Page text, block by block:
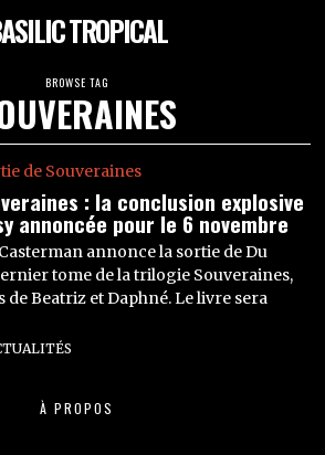
TROPICAL
BROWSE TAG
: la conclusion explosive
annoncée pour le 6 novembre
annonce la sortie de Du
tome de la trilogie Souveraines,
de Beatriz et Daphné. Le livre sera
À PROPOS